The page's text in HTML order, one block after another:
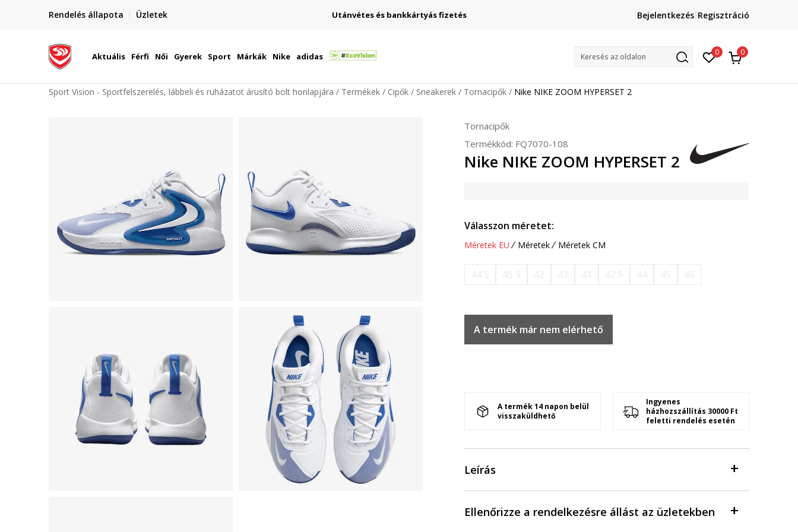
Rendelés állapota Üzletek
Szállítás Magyarország területén Utánvétes és bankkártyás fizetés
Lépj velünk kapcsolatba
online@sport-vision.huBejelentkezés Regisztráció
Aktuális Férfi Női Gyerek Sport Márkák Nike adidas Keresés az oldalon 0 0
Sport Vision - Sportfelszerelés, lábbeli és ruházatot árusító bolt honlapjára Termékek Cipők Sneakerek Tornacipők Nike NIKE ZOOM HYPERSET 2
Tornacipők
Termékkód: FQ7070-108
Nike NIKE ZOOM HYPERSET 2
Válasszon méretet:
Méretek EU Méretek Méretek CM
A termék már nem elérhető
A termék 14 napon belül
visszaküldhető
Ingyenes
házhozszállítás 30000 Ft
feletti rendelés esetén
Leírás
Ellenőrizze a rendelkezésre állást az üzletekben